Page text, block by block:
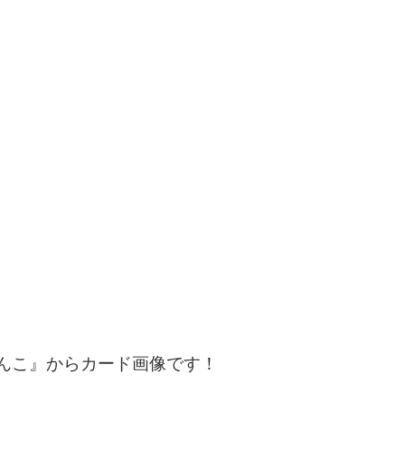
』からカード画像です！